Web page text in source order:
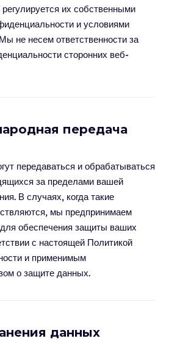
их собственными
и условиями
не несем ответственности за
сторонних веб-
передача
передаваться и обрабатываться
за пределами вашей
В случаях, когда такие
мы предпринимаем
обеспечения защиты ваших
с настоящей Политикой
и применимым
о защите данных.
данных